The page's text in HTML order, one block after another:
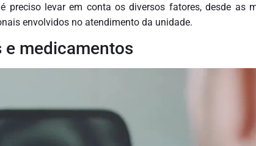
preciso levar em conta os diversos fatores, desde as
envolvidos no atendimento da unidade.
e medicamentos